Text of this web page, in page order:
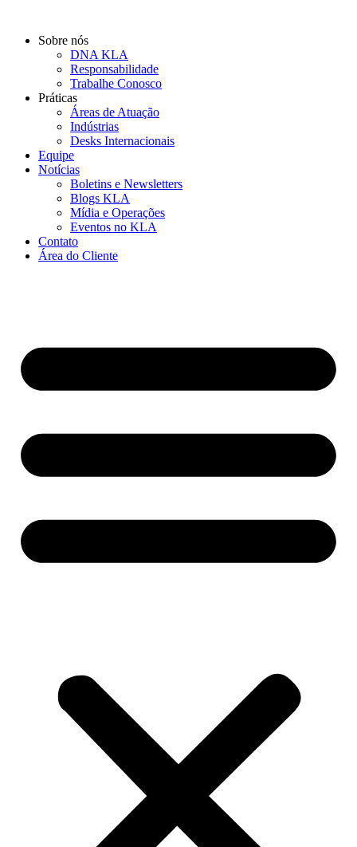
Sobre nós
DNA KLA
Responsabilidade
Trabalhe Conosco
Práticas
Áreas de Atuação
Indústrias
Desks Internacionais
Equipe
Notícias
Boletins e Newsletters
Blogs KLA
Mídia e Operações
Eventos no KLA
Contato
Área do Cliente